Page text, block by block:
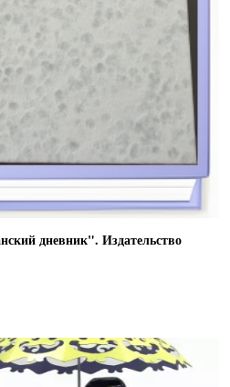
дневник". Издательство